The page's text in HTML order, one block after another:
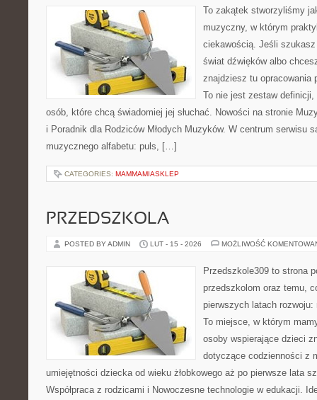
To zakątek stworzyliśmy
muzyczny, w którym
ciekawością. Jeśli
świat dźwięków albo
znajdziesz tu opracowania
To nie jest zestaw
osób, które chcą świadomiej jej słuchać. Nowości na stronie
i Poradnik dla Rodziców Młodych Muzyków. W centrum serwisu
muzycznego alfabetu: puls, […]
CATEGORIES: MAMMAMIASKLEP
PRZEDSZKOLA
POSTED BY ADMIN LUT - 15 - 2026 MOŻLIWOŚĆ
Przedszkole309 to strona
przedszkolom oraz temu,
pierwszych latach
To miejsce, w którym
osoby wspierające dzieci
dotyczące codzienności z
umiejętności dziecka od wieku żłobkowego aż po pierwsze lata
Współpraca z rodzicami i Nowoczesne technologie w edukacji.